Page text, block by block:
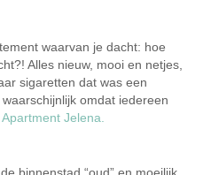
waarvan je dacht: hoe
Alles nieuw, mooi en netjes,
sigaretten dat was een
omdat iedereen
Jelena.